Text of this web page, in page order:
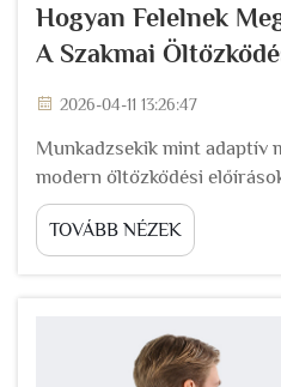
Hogyan Felelnek
A Szakmai
2026-04-11 13:26:47
Munkadzsekik mint adaptív
modern öltözködési
rugalmas stílus közötti híd
munkakörnyezetekben. A
olyan ruházatot igényel,
TOVÁBB NÉZEK